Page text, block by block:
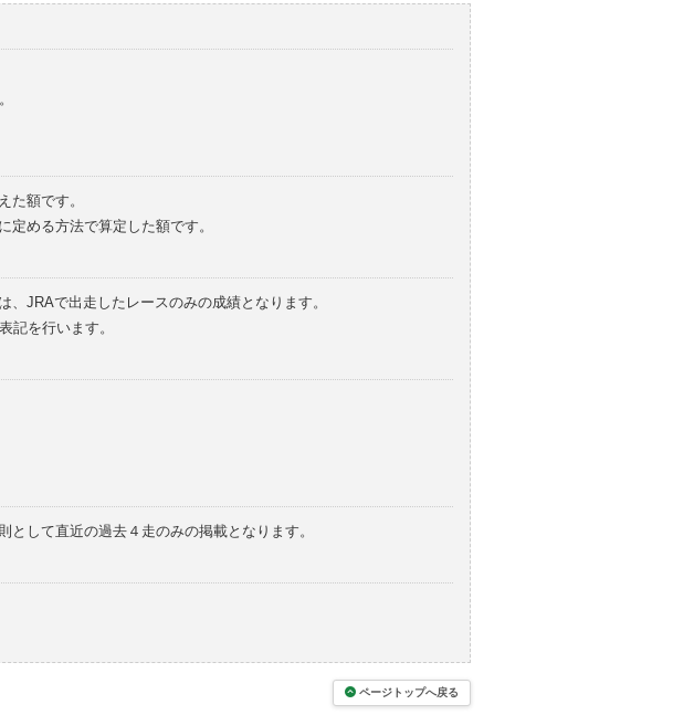
た額です。
定める方法で算定した額です。
JRAで出走したレースのみの成績となります。
記を行います。
して直近の過去４走のみの掲載となります。
ページトップへ戻る